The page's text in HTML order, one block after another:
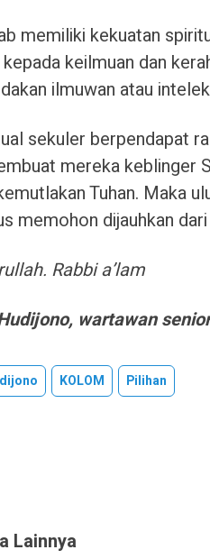
memiliki kekuatan
keilmuan dan
ilmuwan atau
sekuler berpendapat
mereka keblinger
Tuhan. Maka
memohon dijauhkan
Rabbi a’lam
wartawan
KOLOM Pilihan
Lainnya